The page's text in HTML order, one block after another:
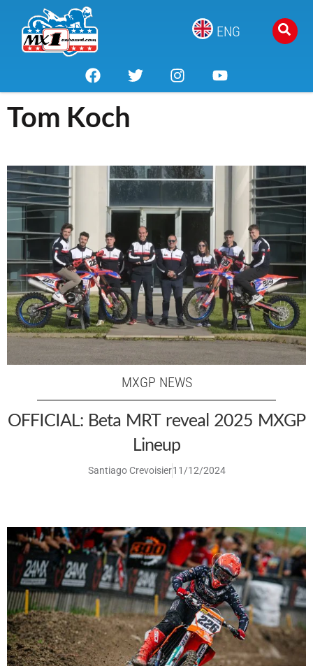
ENG
Tom Koch
MXGP NEWS
OFFICIAL: Beta MRT reveal 2025 MXGP
Lineup
Santiago Crevoisier11/12/2024